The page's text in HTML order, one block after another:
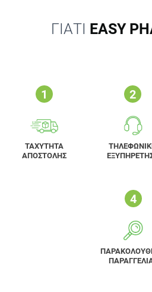
ΓΙΑΤΙ EASY
ΤΑΧΥΤΗΤΑ
ΑΠΟΣΤΟΛΗΣ